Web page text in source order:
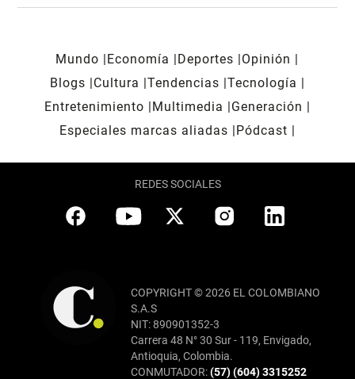
Mundo Economía Deportes
Opinión
Blogs
Cultura Tendencias Tecnología
Entretenimiento
Multimedia
Generación
Especiales marcas aliadas
Pódcast
REDES SOCIALES
COPYRIGHT © 2026 EL COLOMBIANO
S.A.S
NIT: 890901352-3
Carrera 48 N° 30 Sur - 119, Envigado,
Antioquia, Colombia.
CONMUTADOR:(57) (604) 3315252